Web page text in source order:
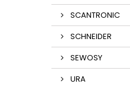
SCANTRONIC
SCHNEIDER
SEWOSY
URA